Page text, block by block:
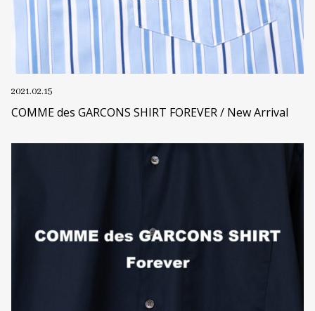
2021.02.15
COMME des GARCONS SHIRT FOREVER / New Arrival